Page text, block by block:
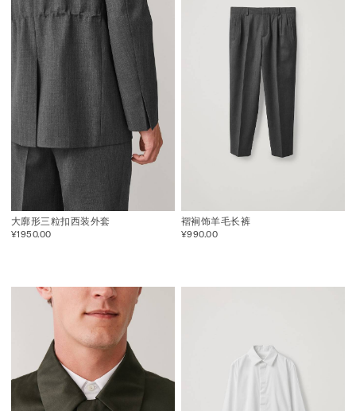
大廓形三粒扣西装外套
¥1950.00
褶裥饰羊毛长裤
¥990.00